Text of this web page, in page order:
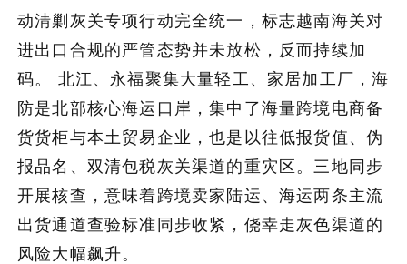
AIE
商务合作
关于我们
加入潮域
动清剿灰关专项行动完全统一，标志越南海关对
进出口合规的严管态势并未放松，反而持续加
码。 北江、永福聚集大量轻工、家居加工厂，海
防是北部核心海运口岸，集中了海量跨境电商备
货货柜与本土贸易企业，也是以往低报货值、伪
报品名、双清包税灰关渠道的重灾区。三地同步
开展核查，意味着跨境卖家陆运、海运两条主流
出货通道查验标准同步收紧，侥幸走灰色渠道的
风险大幅飙升。